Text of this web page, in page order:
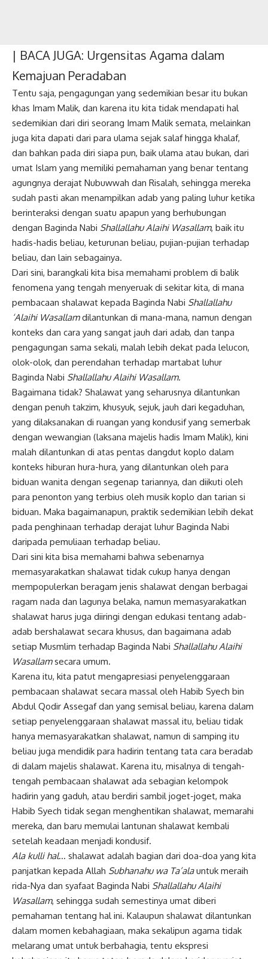
| BACA JUGA: Urgensitas Agama dalam
Kemajuan Peradaban
Tentu saja, pengagungan yang sedemikian besar itu bukan
khas Imam Malik, dan karena itu kita tidak mendapati hal
sedemikian dari diri seorang Imam Malik semata, melainkan
juga kita dapati dari para ulama sejak salaf hingga khalaf,
dan bahkan pada diri siapa pun, baik ulama atau bukan, dari
umat Islam yang memiliki pemahaman yang benar tentang
agungnya derajat Nubuwwah dan Risalah, sehingga mereka
sudah pasti akan menampilkan adab yang paling luhur ketika
berinteraksi dengan suatu apapun yang berhubungan
dengan Baginda Nabi Shallallahu Alaihi Wasallam, baik itu
hadis-hadis beliau, keturunan beliau, pujian-pujian terhadap
beliau, dan lain sebagainya.
Dari sini, barangkali kita bisa memahami problem di balik
fenomena yang tengah menyeruak di sekitar kita, di mana
pembacaan shalawat kepada Baginda Nabi Shallallahu
‘Alaihi Wasallamdilantunkan di mana-mana, namun dengan
konteks dan cara yang sangat jauh dari adab, dan tanpa
pengagungan sama sekali, malah lebih dekat pada lelucon,
olok-olok, dan perendahan terhadap martabat luhur
Baginda Nabi Shallallahu Alaihi Wasallam.
Bagaimana tidak? Shalawat yang seharusnya dilantunkan
dengan penuh takzim, khusyuk, sejuk, jauh dari kegaduhan,
yang dilaksanakan di ruangan yang kondusif yang semerbak
dengan wewangian (laksana majelis hadis Imam Malik), kini
malah dilantunkan di atas pentas dangdut koplo dalam
konteks hiburan hura-hura, yang dilantunkan oleh para
biduan wanita dengan segenap tariannya, dan diikuti oleh
para penonton yang terbius oleh musik koplo dan tarian si
biduan. Maka bagaimanapun, praktik sedemikian lebih dekat
pada penghinaan terhadap derajat luhur Baginda Nabi
daripada pemuliaan terhadap beliau.
Dari sini kita bisa memahami bahwa sebenarnya
memasyarakatkan shalawat tidak cukup hanya dengan
mempopulerkan beragam jenis shalawat dengan berbagai
ragam nada dan lagunya belaka, namun memasyarakatkan
shalawat harus juga diiringi dengan edukasi tentang adab-
adab bershalawat secara khusus, dan bagaimana adab
setiap Musmlim terhadap Baginda Nabi Shallallahu Alaihi
Wasallamsecara umum.
Karena itu, kita patut mengapresiasi penyelenggaraan
pembacaan shalawat secara massal oleh Habib Syech bin
Abdul Qodir Assegaf dan yang semisal beliau, karena dalam
setiap penyelenggaraan shalawat massal itu, beliau tidak
hanya memasyarakatkan shalawat, namun di samping itu
beliau juga mendidik para hadirin tentang tata cara beradab
di dalam majelis shalawat. Karena itu, misalnya di tengah-
tengah pembacaan shalawat ada sebagian kelompok
hadirin yang gaduh, atau berdiri sambil joget-joget, maka
Habib Syech tidak segan menghentikan shalawat, memarahi
mereka, dan baru memulai lantunan shalawat kembali
setelah keadaan menjadi kondusif.
Ala kulli hal… shalawat adalah bagian dari doa-doa yang kita
panjatkan kepada Allah Subhanahu wa Ta’alauntuk meraih
rida-Nya dan syafaat Baginda Nabi Shallallahu Alaihi
Wasallam, sehingga sudah semestinya umat diberi
pemahaman tentang hal ini. Kalaupun shalawat dilantunkan
dalam momen kebahagiaan, maka sekalipun agama tidak
melarang umat untuk berbahagia, tentu ekspresi